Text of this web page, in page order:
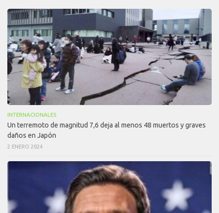
INTERNACIONALES
Un terremoto de magnitud 7,6 deja al menos 48 muertos y graves
daños en Japón
2 ENERO 2024